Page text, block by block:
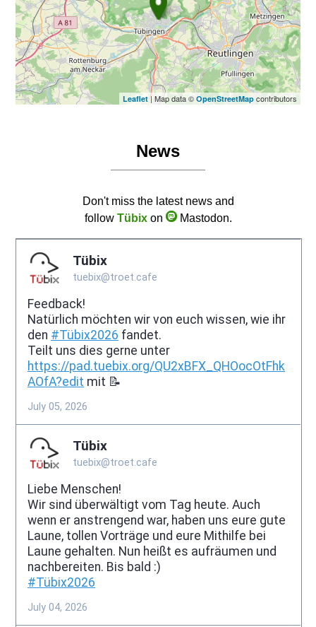
Leaflet| Map data © OpenStreetMapcontributors
News
Don't miss the latest news and
follow Tübixon Mastodon.